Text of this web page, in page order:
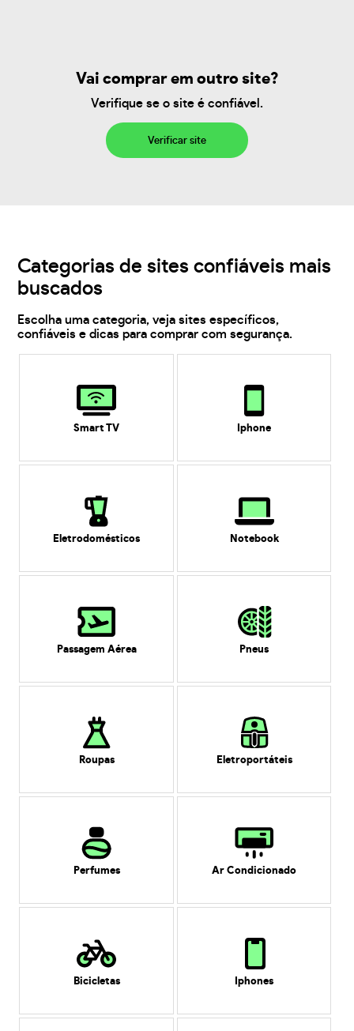
Vai comprar em outro site?
Verifique se o site é confiável.
Verificar site
Categorias de sites confiáveis mais
buscados
Escolha uma categoria, veja sites específicos,
confiáveis e dicas para comprar com segurança.
Smart TV Iphone
Eletrodomésticos Notebook
Passagem Aérea Pneus
Roupas Eletroportáteis
Perfumes Ar Condicionado
Bicicletas Iphones